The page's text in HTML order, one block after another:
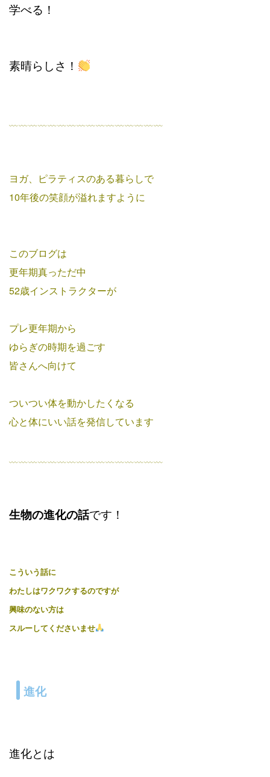
学べる！
素晴らしさ！
﹏﹏﹏﹏﹏﹏﹏﹏﹏﹏﹏﹏﹏﹏﹏﹏
ヨガ、ピラティスのある暮らしで
10年後の笑顔が溢れますように
このブログは
更年期真っただ中
52歳インストラクターが
プレ更年期から
ゆらぎの時期を過ごす
皆さんへ向けて
ついつい体を動かしたくなる
心と体にいい話を発信しています
﹏﹏﹏﹏﹏﹏﹏﹏﹏﹏﹏﹏﹏﹏﹏﹏
生物の進化の話です！
こういう話に
わたしはワクワクするのですが
興味のない方は
スルーしてくださいませ
進化
進化とは